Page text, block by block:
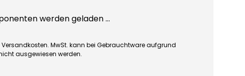
werden geladen ...
Versandkosten. MwSt. kann bei Gebrauchtware aufgrund
ausgewiesen werden.